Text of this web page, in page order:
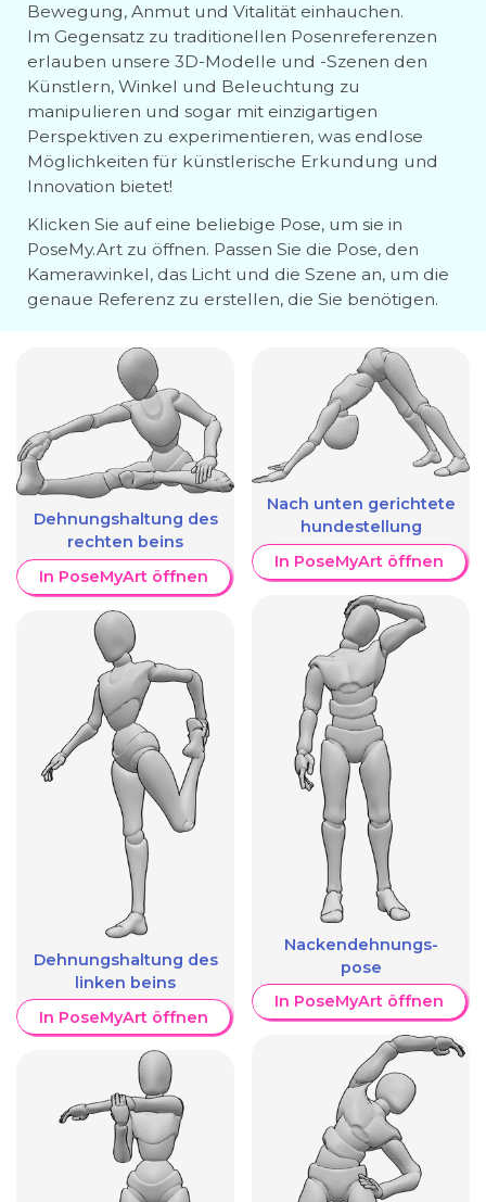
Bewegung, Anmut und Vitalität einhauchen.
Im Gegensatz zu traditionellen Posenreferenzen
erlauben unsere 3D-Modelle und -Szenen den
Künstlern, Winkel und Beleuchtung zu
manipulieren und sogar mit einzigartigen
Perspektiven zu experimentieren, was endlose
Möglichkeiten für künstlerische Erkundung und
Innovation bietet!
Klicken Sie auf eine beliebige Pose, um sie in
PoseMy.Art zu öffnen. Passen Sie die Pose, den
Kamerawinkel, das Licht und die Szene an, um die
genaue Referenz zu erstellen, die Sie benötigen.
Dehnungshaltung des
rechten beins
In PoseMyArt öffnen
Dehnungshaltung des
linken beins
In PoseMyArt öffnen
Nach unten gerichtete
hundestellung
In PoseMyArt öffnen
Nackendehnungs-
pose
In PoseMyArt öffnen